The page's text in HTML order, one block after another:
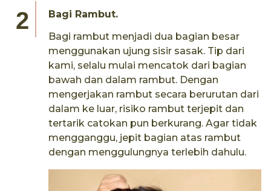
Bagi Rambut.
Bagi rambut menjadi dua bagian besar
menggunakan ujung sisir sasak. Tip dari
kami, selalu mulai mencatok dari bagian
bawah dan dalam rambut. Dengan
mengerjakan rambut secara berurutan dari
dalam ke luar, risiko rambut terjepit dan
tertarik catokan pun berkurang. Agar tidak
mengganggu, jepit bagian atas rambut
dengan menggulungnya terlebih dahulu.